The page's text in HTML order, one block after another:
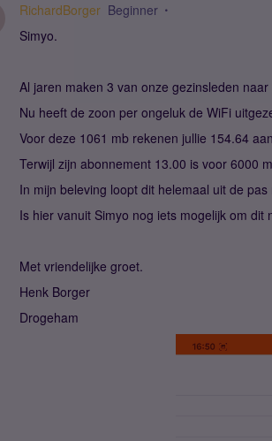
RichardBorger Beginner
Simyo.
Al jaren maken 3 van onze gezinsleden
Nu heeft de zoon per ongeluk de WiFi
Voor deze 1061 mb rekenen jullie 154.64
Terwijl zijn abonnement 13.00 is voor 6000
In mijn beleving loopt dit helemaal uit de
Is hier vanuit Simyo nog iets mogelijk om
Met vriendelijke groet.
Henk Borger
Drogeham